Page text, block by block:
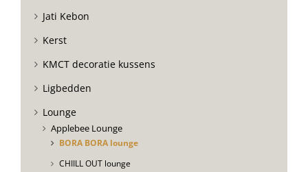
Jati Kebon
Kerst
KMCT decoratie kussens
Ligbedden
Lounge
Applebee Lounge
BORA BORA lounge
CHIILL OUT lounge